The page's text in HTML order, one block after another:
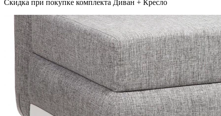
Скидка при покупке комплекта Диван + Кресло